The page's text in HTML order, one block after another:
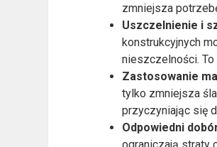
zmniejsza
Uszczelnienie i
konstrukcyjnych
nieszczelności.
Zastosowanie
tylko zmniejsza
przyczyniając się
Odpowiedni